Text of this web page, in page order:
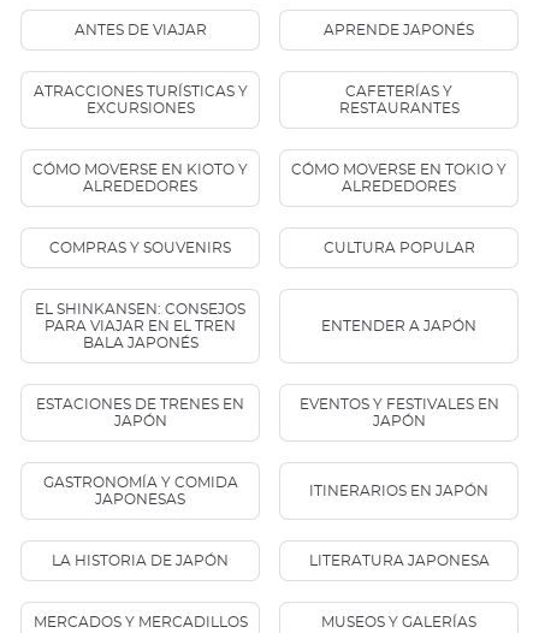
ANTES DE VIAJAR APRENDE JAPONÉS
ATRACCIONES TURÍSTICAS Y
EXCURSIONES
CAFETERÍAS Y
RESTAURANTES
CÓMO MOVERSE EN KIOTO Y
ALREDEDORES
CÓMO MOVERSE EN TOKIO Y
ALREDEDORES
COMPRAS Y SOUVENIRS CULTURA POPULAR
EL SHINKANSEN: CONSEJOS
PARA VIAJAR EN EL TREN
BALA JAPONÉS
ENTENDER A JAPÓN
ESTACIONES DE TRENES EN
JAPÓN
EVENTOS Y FESTIVALES EN
JAPÓN
GASTRONOMÍA Y COMIDA
JAPONESAS
ITINERARIOS EN JAPÓN
LA HISTORIA DE JAPÓN LITERATURA JAPONESA
MERCADOS Y MERCADILLOS MUSEOS Y GALERÍAS